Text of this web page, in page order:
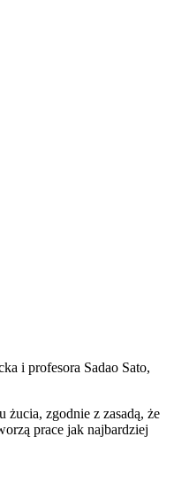
i profesora Sadao Sato,
zgodnie z zasadą, że
prace jak najbardziej